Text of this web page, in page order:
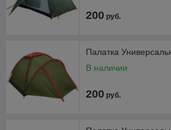
200 руб.
Палатка
В наличии
200 руб.